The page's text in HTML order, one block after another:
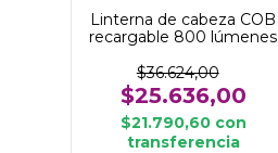
Linterna de cabeza COB
recargable 800 lúmenes
$36.624,00
$25.636,00
$21.790,60 con
transferencia